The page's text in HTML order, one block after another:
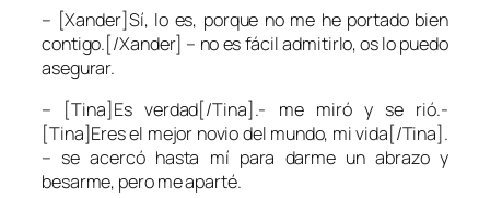
– [Xander]Sí, lo es, porque no me he portado bien
contigo.[/Xander] – no es fácil admitirlo, os lo puedo
asegurar.
– [Tina]Es verdad[/Tina].- me miró y se rió.-
[Tina]Eres el mejor novio del mundo, mi vida[/Tina].
– se acercó hasta mí para darme un abrazo y
besarme, pero me aparté.